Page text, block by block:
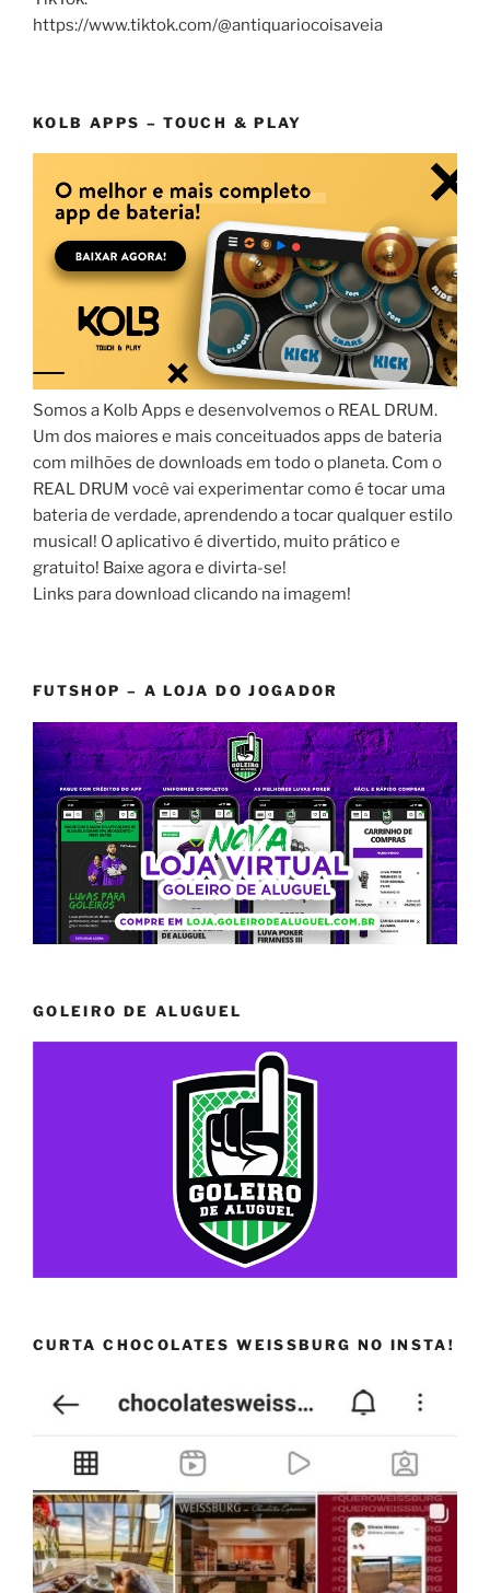
https://www.tiktok.com/@antiquariocoisaveia
KOLB APPS – TOUCH & PLAY
Somos a Kolb Apps e desenvolvemos o REAL DRUM.
Um dos maiores e mais conceituados apps de bateria
com milhões de downloads em todo o planeta. Com o
REAL DRUM você vai experimentar como é tocar uma
bateria de verdade, aprendendo a tocar qualquer estilo
musical! O aplicativo é divertido, muito prático e
gratuito! Baixe agora e divirta-se!
Links para download clicando na imagem!
FUTSHOP – A LOJA DO JOGADOR
GOLEIRO DE ALUGUEL
CURTA CHOCOLATES WEISSBURG NO INSTA!